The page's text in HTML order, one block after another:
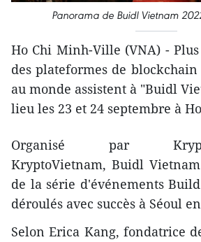
Panorama de Buidl Vietnam
Ho Chi Minh-Ville (VNA) -
des plateformes de
au monde assistent à "Buidl
lieu les 23 et 24 septembre à
Organisé par
KryptoVietnam, Buidl
de la série d'événements
déroulés avec succès à Séoul
Selon Erica Kang, fondatrice